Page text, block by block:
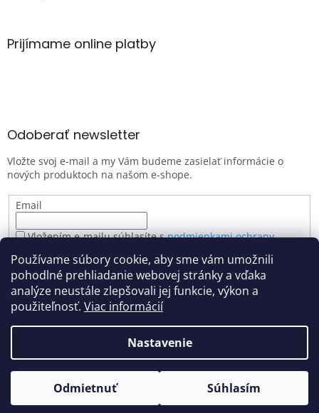
Používame súbory cookie, aby sme vám umožnili
pohodlné prehliadanie webovej stránky a vďaka
analýze neustále zlepšovali jej funkcie, výkon a
použiteľnosť. Viac informácií
Nastavenie
Odmietnuť Súhlasím
Z dôvodu zvýšeného počtu objednávok môže dôjsť k miernemu
zdržaniu spracovania. Ak sa na zásielku ponáhľate, prosím
uveďte túto informáciu v poznámke v objednávke. Ďakujeme za
Prijímame online platby
Odoberať newsletter
Vložte svoj e-mail a my Vám budeme zasielať informácie o
nových produktoch na našom e-shope.
Email
Vložením e-mailu súhlasíte spodmienkami ochrany
PRIHLÁSIŤ SA
Copyright 2026farbyartemiss.sk. Všetky práva vyhradené.
Upraviť nastavenie cookies